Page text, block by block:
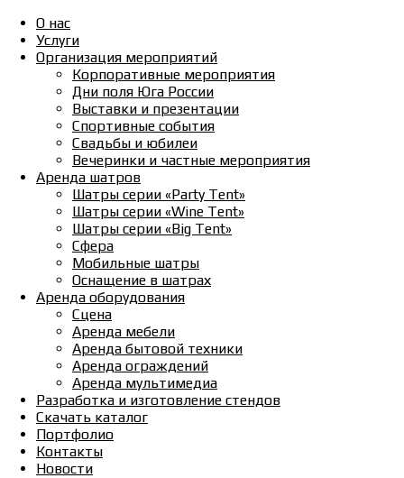
О нас
Услуги
Организация мероприятий
Корпоративные мероприятия
Дни поля Юга России
Выставки и презентации
Спортивные события
Свадьбы и юбилеи
Вечеринки и частные мероприятия
Аренда шатров
Шатры серии «Party Tent»
Шатры серии «Wine Tent»
Шатры серии «Big Tent»
Сфера
Мобильные шатры
Оснащение в шатрах
Аренда оборудования
Сцена
Аренда мебели
Аренда бытовой техники
Аренда ограждений
Аренда мультимедиа
Разработка и изготовление стендов
Скачать каталог
Портфолио
Контакты
Новости